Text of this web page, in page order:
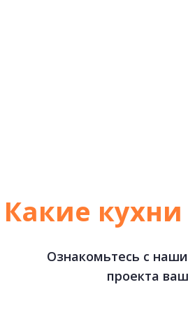
Какие кухни
Ознакомьтесь с
проекта